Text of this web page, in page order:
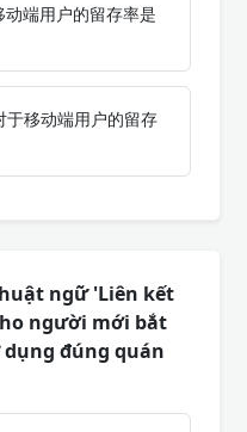
端用户的留存率是
于移动端用户的留存
ngữ 'Liên kết
người mới bắt
dụng đúng quán